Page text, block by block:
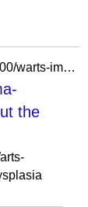
https://rarediseases.info.nih.gov/diseases/22300/warts-immunodeficiency-lymphedema-anogenital-dysplasia-syndrome
the